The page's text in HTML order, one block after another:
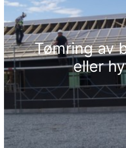
Tømring av
eller